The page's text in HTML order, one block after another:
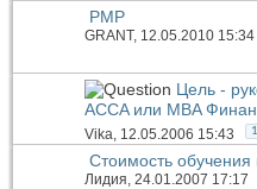
PMP
GRANT, 12.05.2010 15:34
Цель -
ACCA или MBA
Vika , 12.05.2006 15:43 1
Стоимость
Лидия, 24.01.2007 17:17